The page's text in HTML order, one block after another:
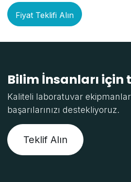
Fiyat Teklifi Alın
Bilim İnsanları için
Kaliteli laboratuvar
başarılarınızı destekliyoruz.
Teklif Alın